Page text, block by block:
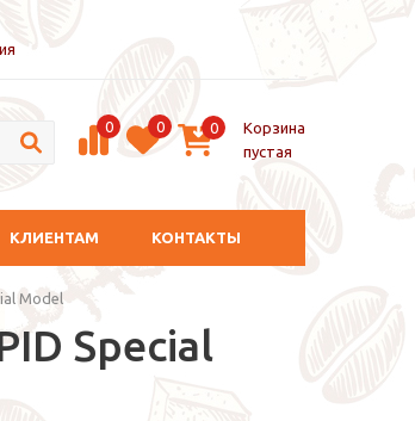
0 0 0
Корзина
пустая
КЛИЕНТАМ КОНТАКТЫ
Model
Special